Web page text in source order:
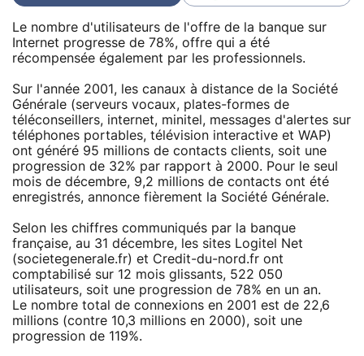
Le nombre d'utilisateurs de l'offre de la banque sur
Internet progresse de 78%, offre qui a été
récompensée également par les professionnels.
Sur l'année 2001, les canaux à distance de la Société
Générale (serveurs vocaux, plates-formes de
téléconseillers, internet, minitel, messages d'alertes sur
téléphones portables, télévision interactive et WAP)
ont généré 95 millions de contacts clients, soit une
progression de 32% par rapport à 2000. Pour le seul
mois de décembre, 9,2 millions de contacts ont été
enregistrés, annonce fièrement la Société Générale.
Selon les chiffres communiqués par la banque
française, au 31 décembre, les sites Logitel Net
(societegenerale.fr) et Credit-du-nord.fr ont
comptabilisé sur 12 mois glissants, 522 050
utilisateurs, soit une progression de 78% en un an.
Le nombre total de connexions en 2001 est de 22,6
millions (contre 10,3 millions en 2000), soit une
progression de 119%.